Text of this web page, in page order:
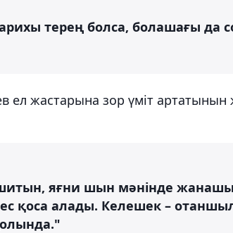
терең болса, болашағы да
ел жастарына зор үміт артатынын
яғни шын мәнінде
қоса алады. Келешек –